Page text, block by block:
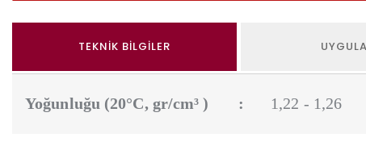
TEKNIK BILGILER
Yoğunluğu (20°C, gr/cm³ ) : 1,22 - 1,26